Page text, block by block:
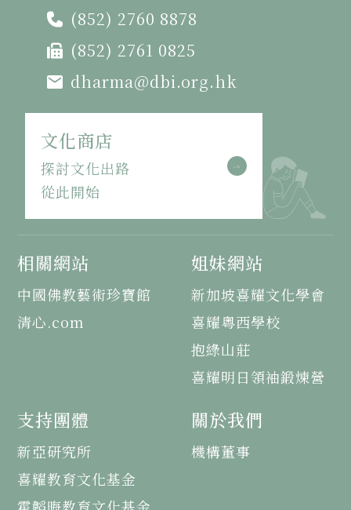
(852) 2760 8878
(852) 2761 0825
dharma@dbi.org.hk
文化商店
探討文化出路
從此開始
相關網站
中國佛教藝術珍寶館
清心.com
姐妹網站
新加坡喜耀文化學會
喜耀粵西學校
抱綠山莊
喜耀明日領袖鍛煉營
支持團體
新亞研究所
喜耀教育文化基金
關於我們
機構董事